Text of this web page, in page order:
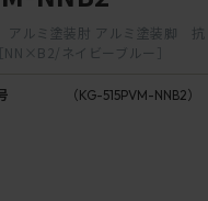
ルミ塗装肘 アルミ塗装脚 抗
ネイビーブルー］
（KG-515PVM-NNB2）